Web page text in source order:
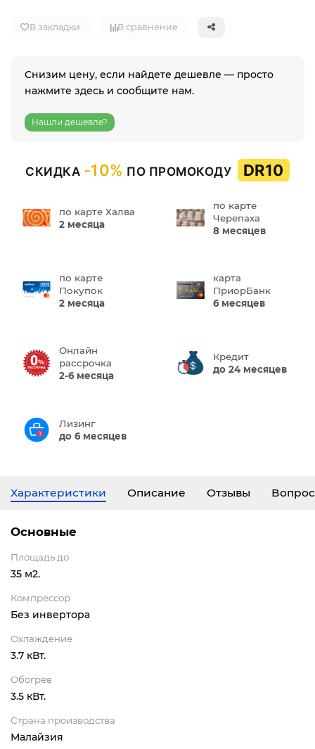
В закладки В сравнение
Снизим цену, если найдете дешевле — просто
нажмите здесь и сообщите нам.
Нашли дешевле?
СКИДКА -10% ПО ПРОМОКОДУ DR10
по карте Халва
2 месяца
по карте
Черепаха
8 месяцев
по карте
Покупок
2 месяца
карта
ПриорБанк
6 месяцев
Онлайн
рассрочка
2-6 месяца
Кредит
до 24 месяцев
Лизинг
до 6 месяцев
Характеристики Описание Отзывы
Основные
Площадь до
35 м2.
Компрессор
Без инвертора
Охлаждение
3.7 кВт.
Обогрев
3.5 кВт.
Страна производства
Малайзия